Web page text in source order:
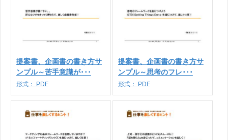
提案書、企画書の書き方サ
ンプル～苦手意識が･･･
形式： PDF
提案書、企画書の書き方サ
ンプル～思考のフレ･･･
形式： PDF